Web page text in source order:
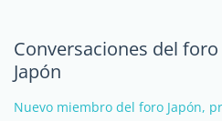
Conversaciones del
Japón
Nuevo miembro del foro Japón,